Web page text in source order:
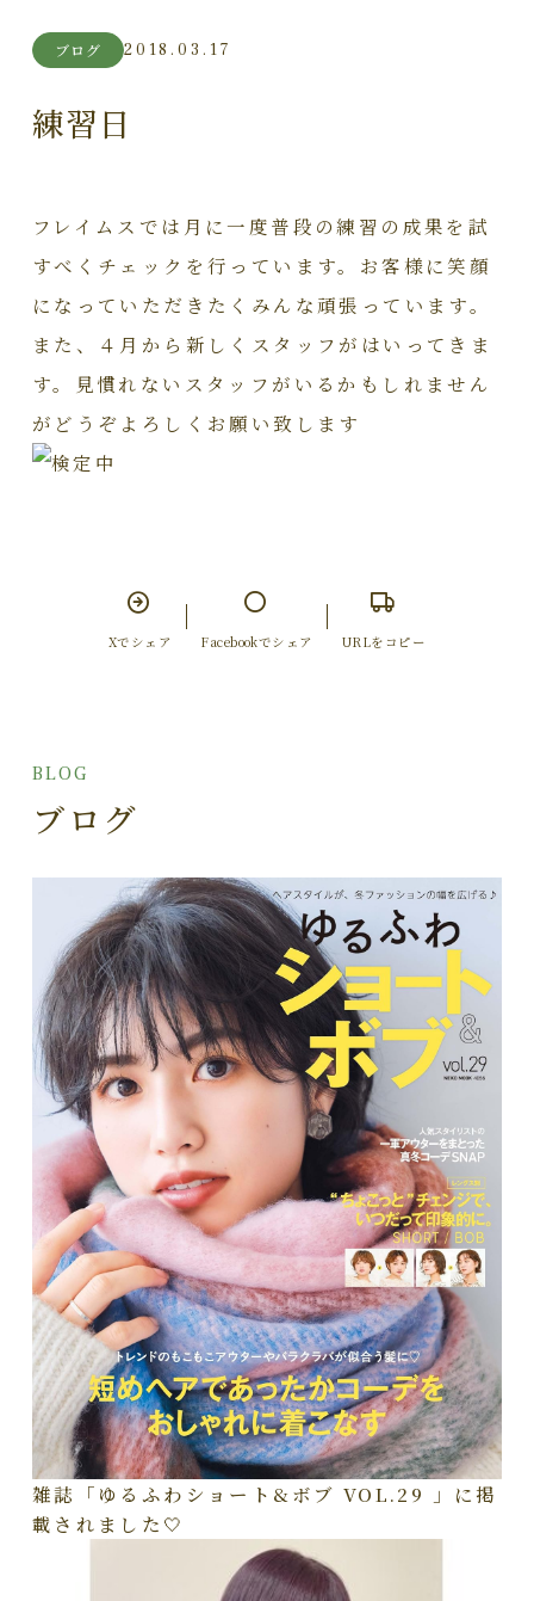
ブログ 2018.03.17
練習日
フレイムスでは月に一度普段の練習の成果を試
すべくチェックを行っています。お客様に笑顔
になっていただきたくみんな頑張っています。
また、４月から新しくスタッフがはいってきま
す。見慣れないスタッフがいるかもしれません
がどうぞよろしくお願い致します
Xでシェア Facebookでシェア URLをコピー
BLOG
ブログ
雑誌「ゆるふわショート&ボブ VOL.29 」に掲
載されました🤍